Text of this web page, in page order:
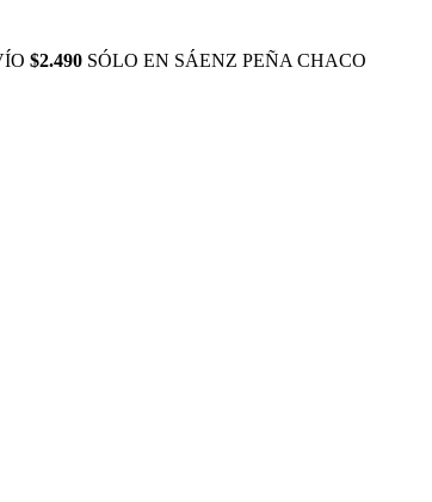
$2.490 SÓLO EN SÁENZ PEÑA CHACO